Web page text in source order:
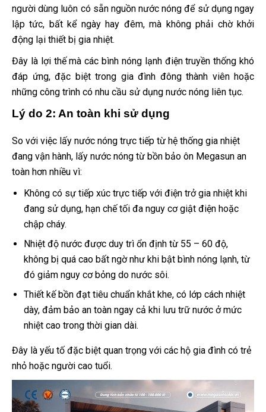
người dùng luôn có sẵn nguồn nước nóng để sử dụng ngay
lập tức, bất kể ngày hay đêm, mà không phải chờ khởi
động lại thiết bị gia nhiệt.
Đây là lợi thế mà các bình nóng lạnh điện truyền thống khó
đáp ứng, đặc biệt trong gia đình đông thành viên hoặc
những công trình có nhu cầu sử dụng nước nóng liên tục.
Lý do 2: An toàn khi sử dụng
So với việc lấy nước nóng trực tiếp từ hệ thống gia nhiệt
đang vận hành, lấy nước nóng từ bồn bảo ôn Megasun an
toàn hơn nhiều vì:
Không có sự tiếp xúc trực tiếp với điện trở gia nhiệt khi
đang sử dụng, hạn chế tối đa nguy cơ giật điện hoặc
chập cháy.
Nhiệt độ nước được duy trì ổn định từ 55 – 60 độ,
không bị quá cao bất ngờ như khi bật bình nóng lạnh, từ
đó giảm nguy cơ bỏng do nước sôi.
Thiết kế bồn đạt tiêu chuẩn khắt khe, có lớp cách nhiệt
dày, đảm bảo an toàn ngay cả khi lưu trữ nước ở mức
nhiệt cao trong thời gian dài.
Đây là yếu tố đặc biệt quan trọng với các hộ gia đình có trẻ
nhỏ hoặc người cao tuổi.